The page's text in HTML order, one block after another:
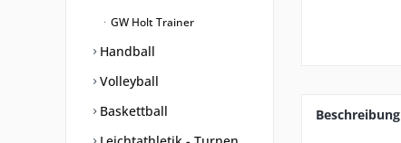
GW Holt Trainer
Handball
Volleyball
Baskettball
Beschreibung